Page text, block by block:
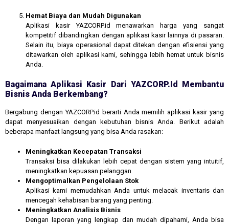
Hemat Biaya dan Mudah Digunakan
Aplikasi kasir YAZCORP.id menawarkan harga yang sangat
kompetitif dibandingkan dengan aplikasi kasir lainnya di pasaran.
Selain itu, biaya operasional dapat ditekan dengan efisiensi yang
ditawarkan oleh aplikasi kami, sehingga lebih hemat untuk bisnis
Anda.
Bagaimana Aplikasi Kasir Dari YAZCORP.id Membantu
Bisnis Anda Berkembang?
Bergabung dengan YAZCORP.id berarti Anda memilih aplikasi kasir yang
dapat menyesuaikan dengan kebutuhan bisnis Anda. Berikut adalah
beberapa manfaat langsung yang bisa Anda rasakan:
Meningkatkan Kecepatan Transaksi
Transaksi bisa dilakukan lebih cepat dengan sistem yang intuitif,
meningkatkan kepuasan pelanggan.
Mengoptimalkan Pengelolaan Stok
Aplikasi kami memudahkan Anda untuk melacak inventaris dan
mencegah kehabisan barang yang penting.
Meningkatkan Analisis Bisnis
Dengan laporan yang lengkap dan mudah dipahami, Anda bisa